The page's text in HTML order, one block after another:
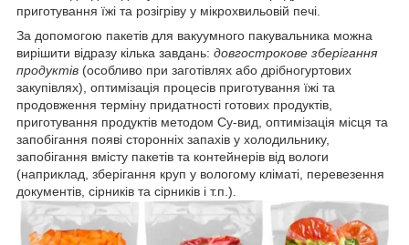
приготування їжі та розігріву у мікрохвильовій печі.
За допомогою пакетів для вакуумного пакувальника можна
вирішити відразу кілька завдань: довгострокове зберігання
продуктів (особливо при заготівлях або дрібногуртових
закупівлях), оптимізація процесів приготування їжі та
продовження терміну придатності готових продуктів,
приготування продуктів методом Су-вид, оптимізація місця та
запобігання появі сторонніх запахів у холодильнику,
запобігання вмісту пакетів та контейнерів від вологи
(наприклад, зберігання круп у вологому кліматі, перевезення
документів, сірників та сірників і т.п.).